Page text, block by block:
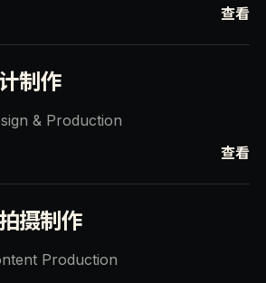
查看
制作
& Production
查看
摄制作
Production